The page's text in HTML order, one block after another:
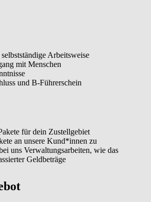
hältst du die Post und auch das Land am
nur Pakete, sondern auch richtig viel
bringt man an die frische Luft. Das muss ein
Arbeitsweise
mit Menschen
und B-Führerschein
für dein Zustellgebiet
an unsere Kund*innen zu
uns Verwaltungsarbeiten, wie das
Geldbeträge